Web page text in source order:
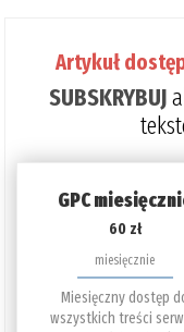
Artykuł
SUBSKRYBUJ
GPC
60 zł
miesięcznie
Miesięczny dostęp
wszystkich treści